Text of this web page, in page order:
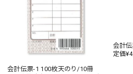
会計伝票-1 100枚天のり/10冊
会計伝票-13 50